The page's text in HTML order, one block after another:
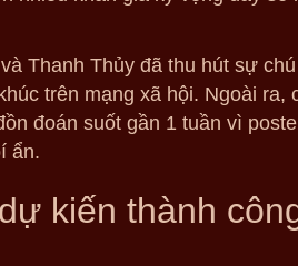
Thanh Thủy đã thu hút sự
trên mạng xã hội. Ngoài ra,
đoán suốt gần 1 tuần vì
ẩn.
kiến thành